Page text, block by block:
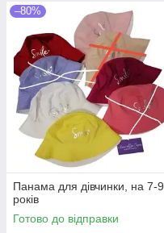
–80%
Панама для дівчинки, на 7-9
років
Готово до відправки